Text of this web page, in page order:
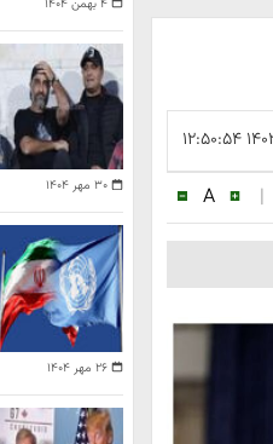
|
A ۳۰ مهر ۱۴۰۴
۲۶ مهر ۱۴۰۴